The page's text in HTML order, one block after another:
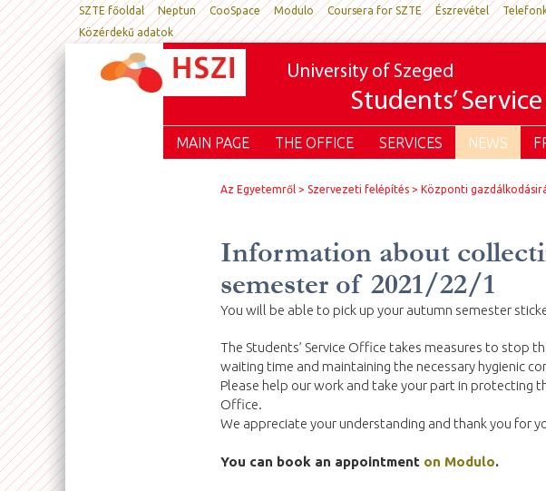
SZTE főoldal Neptun CooSpace Modulo Coursera for SZTE Észrevétel
Közérdekű adatok
University of Szeged
Students’
MAIN PAGE THE OFFICE SERVICES NEWS
Az Egyetemről Szervezeti felépítés Központi
Information about
semester of 2021/22/1
You will be able to pick up your autumn semester
The Students’ Service Office takes measures to stop
waiting time and maintaining the necessary hygienic
Please help our work and take your part in protecting
Office.
We appreciate your understanding and thank you for
You can book an appointment on Modulo.